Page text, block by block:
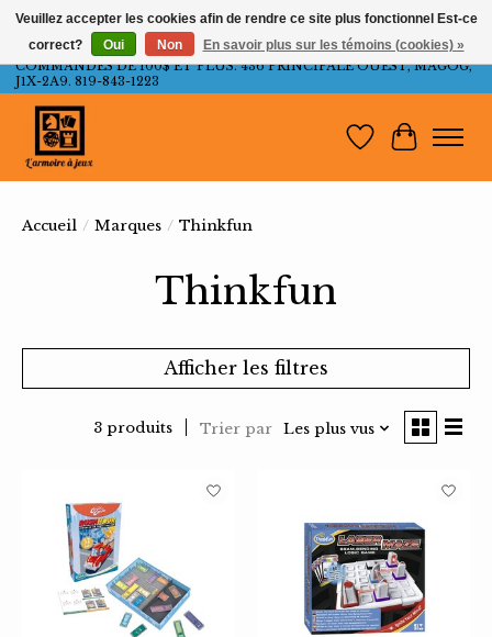
LIVRAISON GRATUITE AU QUÉBEC ET ONTARIO POUR LES
COMMANDES DE 100$ ET PLUS. 436 PRINCIPALE OUEST, MAGOG,
J1X-2A9. 819-843-1223
Liste dePanier
Accueil / Marques / Thinkfun
Thinkfun
Afficher les filtres
3 produits Trier par Les plus vus
Veuillez accepter les cookies afin de rendre ce site plus fonctionnel Est-ce
correct?
Oui Non En savoir plus sur les témoins (cookies) »